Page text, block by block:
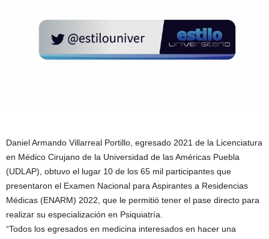
Daniel Armando Villarreal Portillo, egresado 2021 de la Licenciatura
en Médico Cirujano de la Universidad de las Américas Puebla
(UDLAP), obtuvo el lugar 10 de los 65 mil participantes que
presentaron el Examen Nacional para Aspirantes a Residencias
Médicas (ENARM) 2022, que le permitió tener el pase directo para
realizar su especialización en Psiquiatría.
“Todos los egresados en medicina interesados en hacer una